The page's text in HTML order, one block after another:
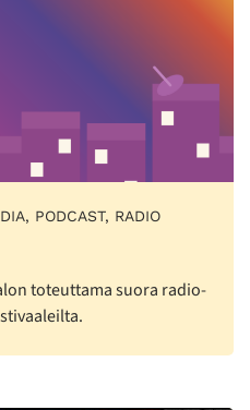
PODCAST, RADIO
toteuttama suora radio-